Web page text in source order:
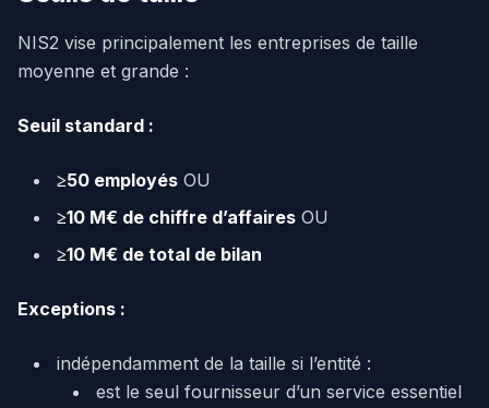
NIS2 vise principalement les entreprises de taille
moyenne et grande :
Seuil standard :
≥50 employés OU
≥10 M€ de chiffre d’affaires OU
≥10 M€ de total de bilan
Exceptions :
indépendamment de la taille si l’entité :
est le seul fournisseur d’un service essentiel